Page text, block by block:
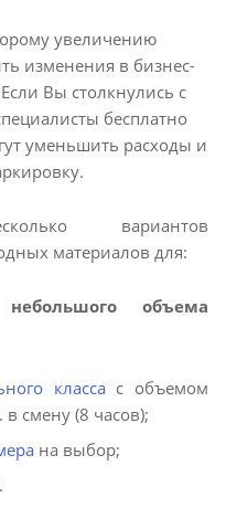
увеличению
изменения в бизнес-
Вы столкнулись с
бесплатно
уменьшить расходы и
вариантов
материалов для:
объема
класса с объемом
смену (8 часов);
на выбор;